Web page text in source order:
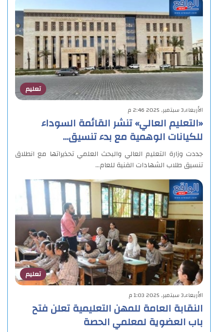
تعليم
الأربعاء,3 سبتمبر, 2025 2:46 م
«التعليم العالي» تنشر القائمة السوداء
للكيانات الوهمية مع بدء تنسيق…
جددت وزارة التعليم العالي والبحث العلمي تحذيراتها مع انطلاق
تنسيق طلاب الشهادات الفنية للعام…
تعليم
الأربعاء,3 سبتمبر, 2025 1:03 م
النقابة العامة للمهن التعليمية تعلن فتح
باب العضوية لمعلمي الحصة